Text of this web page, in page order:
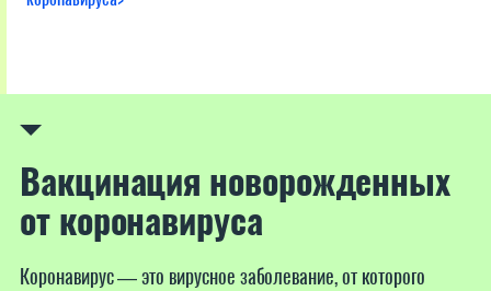
Вакцинация новорожденных
от коронавируса
Коронавирус — это вирусное заболевание, от которого